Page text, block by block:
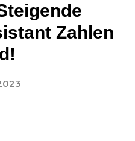
Zahlen